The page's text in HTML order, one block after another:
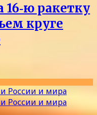
16‑ю ракетку
круге